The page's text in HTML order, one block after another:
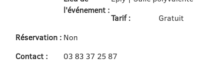
l'événement :
Tarif :
Gratuit
Réservation : Non
Contact :
03 83 37 25 87